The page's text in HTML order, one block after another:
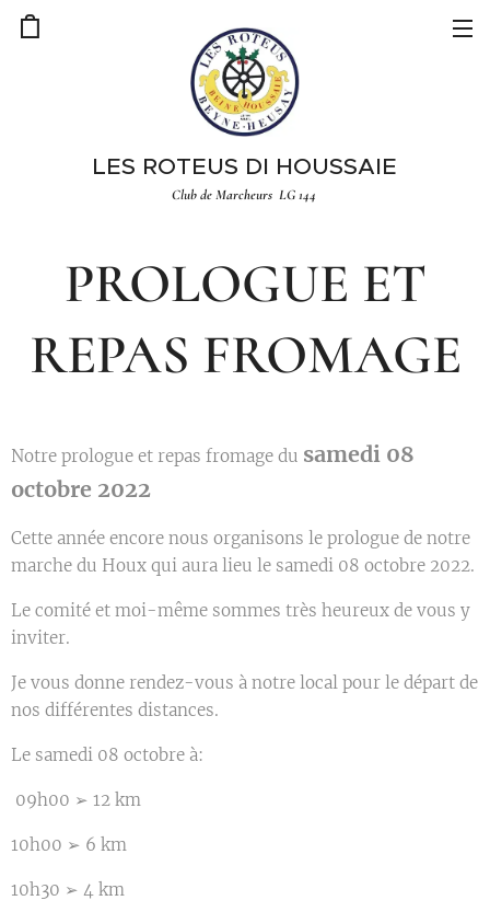
LES ROTEUS DI HOUSSAIE
Club de Marcheurs LG 144
PROLOGUE ET
REPAS FROMAGE
Notre prologue et repas fromage du samedi 08
octobre 2022
Cette année encore nous organisons le prologue de notre
marche du Houx qui aura lieu le samedi 08 octobre 2022.
Le comité et moi-même sommes très heureux de vous y
inviter.
Je vous donne rendez-vous à notre local pour le départ de
nos différentes distances.
Le samedi 08 octobre à:
09h00 ➢ 12 km
10h00 ➢ 6 km
10h30 ➢ 4 km